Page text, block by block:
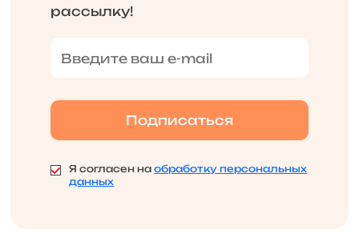
рассылку!
Я согласен наобработку персональных
данных